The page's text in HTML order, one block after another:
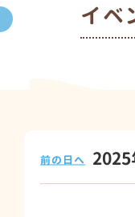
イベ
前の日へ